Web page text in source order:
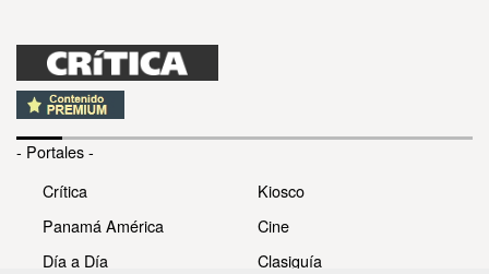
- Portales -
Crítica
Panamá América
Día a Día
Kiosco
Cine
Clasiguía